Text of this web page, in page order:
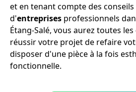
et en tenant compte des conseils
d'entreprises professionnels
Étang-Salé, vous aurez toutes
réussir votre projet de refaire
disposer d'une pièce à la fois
fonctionnelle.